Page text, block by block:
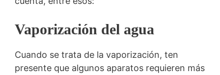
Vaporización del agua
Cuando se trata de la vaporización, ten
presente que algunos aparatos requieren más